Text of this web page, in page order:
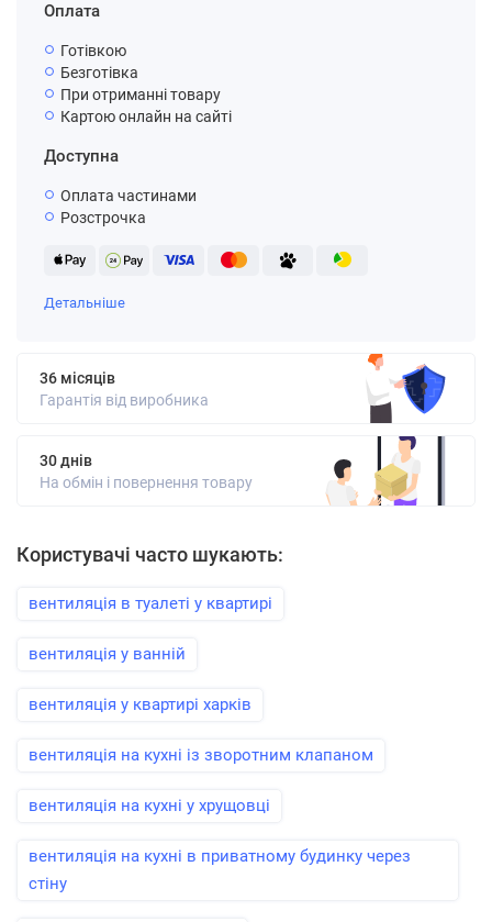
Оплата
Готівкою
Безготівка
При отриманні товару
Картою онлайн на сайті
Доступна
Оплата частинами
Розстрочка
Детальніше
36 місяців
Гарантія від виробника
30 днів
На обмін і повернення товару
Користувачі часто шукають:
вентиляція в туалеті у квартирі
вентиляція у ванній
вентиляція у квартирі харків
вентиляція на кухні із зворотним клапаном
вентиляція на кухні у хрущовці
вентиляція на кухні в приватному будинку через
стіну